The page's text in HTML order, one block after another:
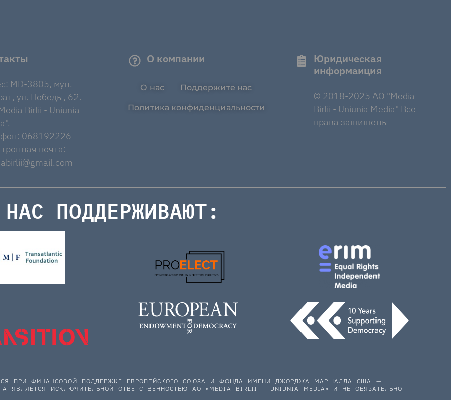
MD-3805, мун.
ул. Победы, 62.
Birlii - Uniunia
068192226
почта:
О компании
О нас Поддержите нас
Политика конфиденциальности
Юридическая
информаиция
© 2018-2025 AO "Media
Birlii - Uniunia Media" Все
права защищены
НАС ПОДДЕРЖИВАЮТ:
ПРИ ФИНАНСОВОЙ ПОДДЕРЖКЕ ЕВРОПЕЙСКОГО СОЮЗА И ФОНДА ИМЕНИ ДЖОРДЖА МАРШАЛЛА США —
ЯВЛЯЕТСЯ ИСКЛЮЧИТЕЛЬНОЙ ОТВЕТСТВЕННОСТЬЮ АО «MEDIA BIRLII – UNIUNIA MEDIA» И НЕ ОБЯЗАТЕЛЬНО